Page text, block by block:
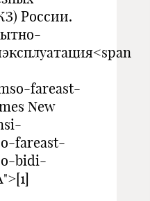
России.
fareast-
New
fareast-
bidi-